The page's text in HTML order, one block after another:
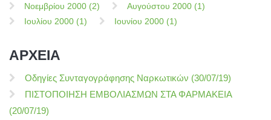
Νοεμβρίου 2000 (2)
Αυγούστου 2000 (1)
Ιουλίου 2000 (1)
Ιουνίου 2000 (1)
ΑΡΧΕΙΑ
Οδηγίες Συνταγογράφησης Ναρκωτικών (30/07/19)
ΠΙΣΤΟΠΟΙΗΣΗ ΕΜΒΟΛΙΑΣΜΩΝ ΣΤΑ ΦΑΡΜΑΚΕΙΑ
(20/07/19)